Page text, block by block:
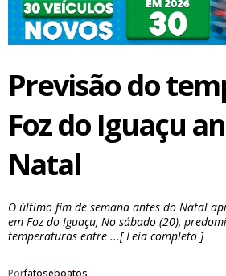
Previsão do
Foz do Iguaçu
Natal
O último fim de semana antes do Natal
em Foz do Iguaçu, No sábado (20),
temperaturas entre ...[ Leia completo ]
Porfatoseboatos